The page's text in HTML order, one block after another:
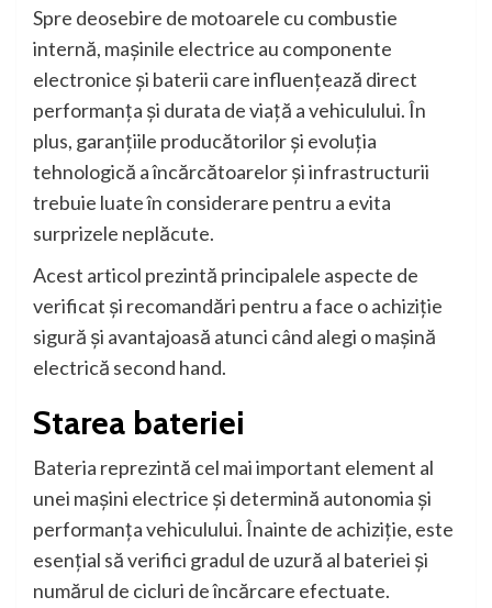
Spre deosebire de motoarele cu combustie
internă, mașinile electrice au componente
electronice și baterii care influențează direct
performanța și durata de viață a vehiculului. În
plus, garanțiile producătorilor și evoluția
tehnologică a încărcătoarelor și infrastructurii
trebuie luate în considerare pentru a evita
surprizele neplăcute.
Acest articol prezintă principalele aspecte de
verificat și recomandări pentru a face o achiziție
sigură și avantajoasă atunci când alegi o mașină
electrică second hand.
Starea bateriei
Bateria reprezintă cel mai important element al
unei mașini electrice și determină autonomia și
performanța vehiculului. Înainte de achiziție, este
esențial să verifici gradul de uzură al bateriei și
numărul de cicluri de încărcare efectuate.